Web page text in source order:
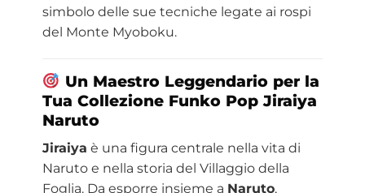
simbolo delle sue tecniche legate ai rospi
del Monte Myoboku.
Un Maestro Leggendario per la
Tua Collezione Funko Pop Jiraiya
Naruto
Jiraiya è una figura centrale nella vita di
Naruto e nella storia del Villaggio della
Foglia. Da esporre insieme a Naruto,